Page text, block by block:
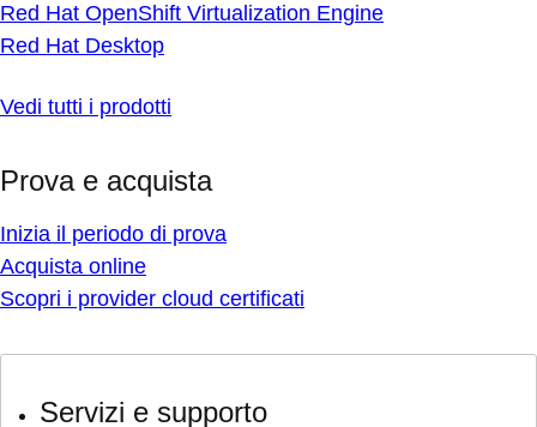
Red Hat OpenShift Virtualization Engine
Red Hat Desktop
Vedi tutti i prodotti
Prova e acquista
Inizia il periodo di prova
Acquista online
Scopri i provider cloud certificati
Servizi e supporto